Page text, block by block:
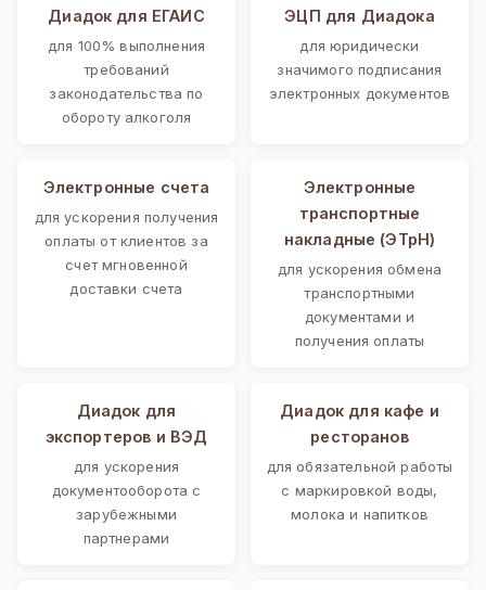
Диадок для ЕГАИС
для 100% выполнения
требований
законодательства по
обороту алкоголя
ЭЦП для Диадока
для юридически
значимого подписания
электронных документов
Электронные счета
для ускорения получения
оплаты от клиентов за
счет мгновенной
доставки счета
Электронные
транспортные
накладные (ЭТрН)
для ускорения обмена
транспортными
документами и
получения оплаты
Диадок для
экспортеров и ВЭД
для ускорения
документооборота с
зарубежными
партнерами
Диадок для кафе и
ресторанов
для обязательной работы
с маркировкой воды,
молока и напитков